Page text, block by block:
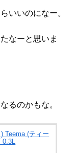
いいのになー。
なーと思いま
るのかもな。
Teema (ティー
0.3L